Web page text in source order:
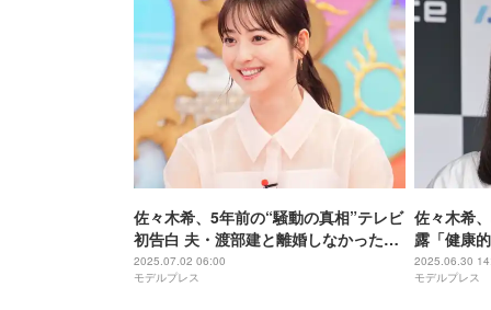
佐々木希、5年前の“騒動の真相”テレビ
初告白 夫・渡部建と離婚しなかった本
当の理由明らかに
2025.07.02 06:00
モデルプレス
佐々木希
露「健康
ッチン」
2025.06.30
モデルプレス